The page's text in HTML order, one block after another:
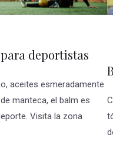
deportistas
aceites esmeradamente
manteca, el balm es
Visita la zona